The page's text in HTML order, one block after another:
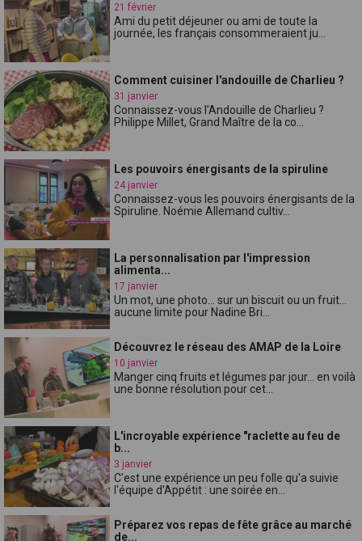
21 février
Ami du petit déjeuner ou ami de toute la
journée, les français consommeraient ju...
Comment cuisiner l'andouille de Charlieu ?
31 janvier
Connaissez-vous l'Andouille de Charlieu ?
Philippe Millet, Grand Maître de la co...
Les pouvoirs énergisants de la spiruline
24 janvier
Connaissez-vous les pouvoirs énergisants de la
Spiruline. Noémie Allemand cultiv...
La personnalisation par l'impression
alimenta...
17 janvier
Un mot, une photo... sur un biscuit ou un fruit...
aucune limite pour Nadine Bri...
Découvrez le réseau des AMAP de la Loire
10 janvier
Manger cinq fruits et légumes par jour... en voilà
une bonne résolution pour cet...
L'incroyable expérience "raclette au feu de
b...
3 janvier
C'est une expérience un peu folle qu'a suivie
l'équipe d'Appétit : une soirée en...
Préparez vos repas de fête grâce au marché
de...